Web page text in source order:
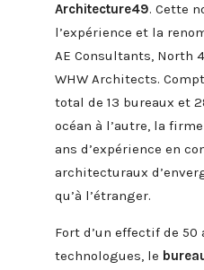
Architecture49. Cette
l’expérience et la
AE Consultants, North
WHW Architects.
total de 13 bureaux et
océan à l’autre, la
ans d’expérience en
architecturaux
qu’à l’étranger.
Fort d’un effectif de
technologues, le